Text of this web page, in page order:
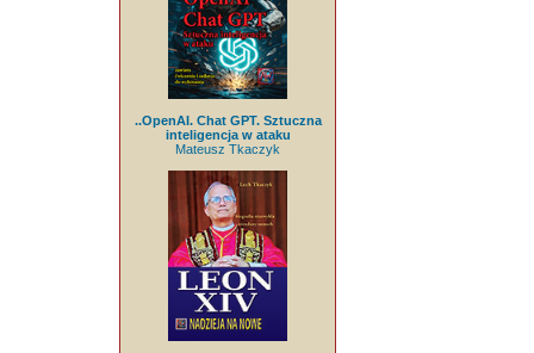
..OpenAI. Chat GPT. Sztuczna
inteligencja w ataku
Mateusz Tkaczyk